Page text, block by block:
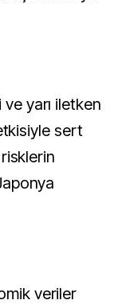
yarı iletken
sert
veriler